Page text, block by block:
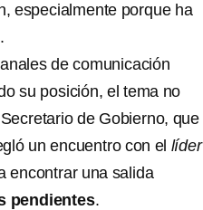
especialmente porque ha
de comunicación
su posición, el tema no
de Gobierno, que
un encuentro con el líder
encontrar una salida
pendientes.